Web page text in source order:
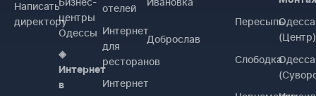
Написать
директоруцентры
Одессы
◈
Интернет
в
отелей
Интернет
для
ресторанов
Интернет
Доброслав
Пересыпь
Слободка
Одесса
(Центр)
Одесса